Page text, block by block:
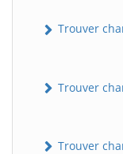
Trouver
Trouver
Trouver